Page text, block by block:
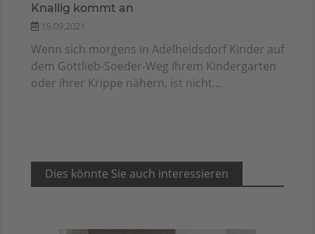
Knallig kommt an
15.09.2021
Wenn sich morgens in Adelheidsdorf Kinder auf
dem Gottlieb-Soeder-Weg ihrem Kindergarten
oder ihrer Krippe nähern, ist nicht...
Dies könnte Sie auch interessieren